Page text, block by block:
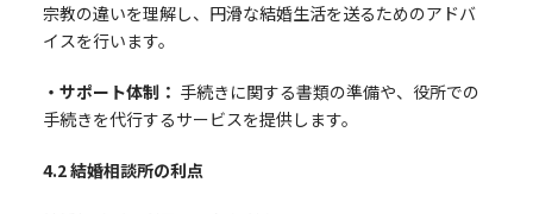
宗教の違いを理解し、円滑な結婚生活を送るためのアドバ
イスを行います。
・サポート体制： 手続きに関する書類の準備や、役所での
手続きを代行するサービスを提供します。
4.2結婚相談所の利点